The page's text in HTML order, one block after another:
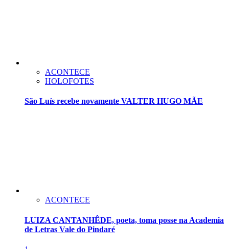
ACONTECE
HOLOFOTES
São Luís recebe novamente VALTER HUGO MÃE
ACONTECE
LUIZA CANTANHÊDE, poeta, toma posse na Academia
de Letras Vale do Pindaré